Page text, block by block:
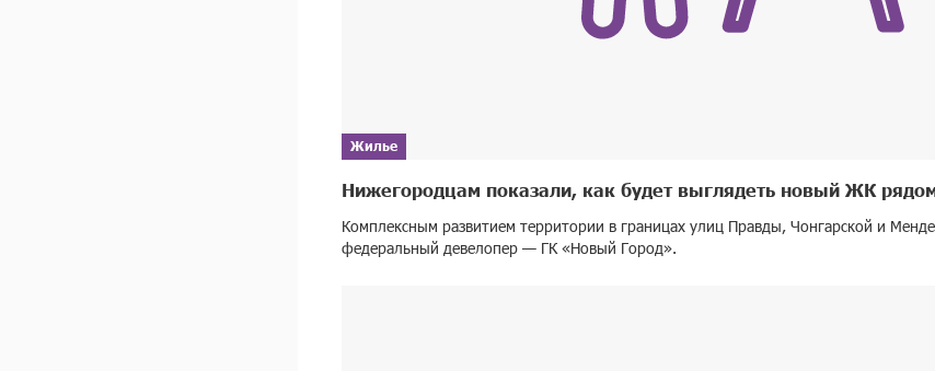
Жилье
Нижегородцам показали, как будет выглядеть новый ЖК
Комплексным развитием территории в границах улиц Правды, Чонгарской и
федеральный девелопер — ГК «Новый Город».